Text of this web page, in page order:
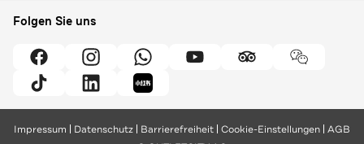
Folgen Sie uns
Impressum Datenschutz Barrierefreiheit Cookie-Einstellungen AGB